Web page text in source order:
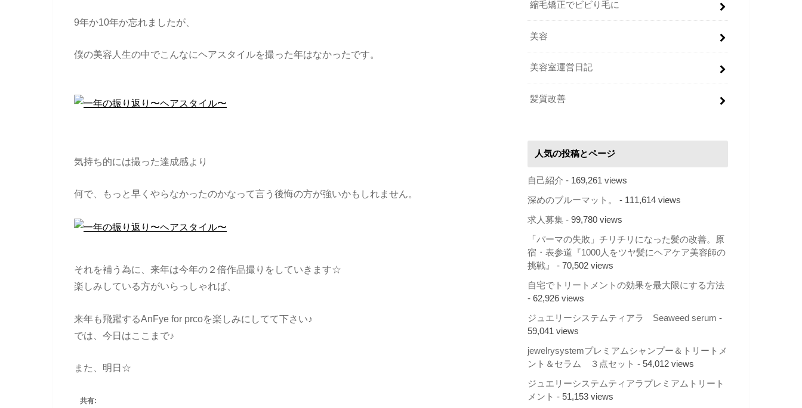
9年か10年か忘れましたが、
僕の美容人生の中でこんなにヘアスタイルを撮った年はなかったです。
気持ち的には撮った達成感より
何で、もっと早くやらなかったのかなって言う後悔の方が強いかもしれません。
それを補う為に、来年は今年の２倍作品撮りをしていきます☆
楽しみしている方がいらっしゃれば、
来年も飛躍するAnFye for prcoを楽しみにしてて下さい♪
では、今日はここまで♪
また、明日☆
共有:
縮毛矯正でビビり毛に
美容
美容室運営日記
髪質改善
人気の投稿とページ
自己紹介 - 169,261 views
深めのブルーマット。 - 111,614 views
求人募集 - 99,780 views
「パーマの失敗」チリチリになった髪の改善。原
宿・表参道『1000人をツヤ髪にヘアケア美容師の
挑戦』
- 70,502 views
自宅でトリートメントの効果を最大限にする方法
- 62,926 views
ジュエリーシステムティアラ Seaweed serum -
59,041 views
jewelrysystemプレミアムシャンプー＆トリートメ
ント＆セラム ３点セット - 54,012 views
ジュエリーシステムティアラプレミアムトリート
メント - 51,153 views